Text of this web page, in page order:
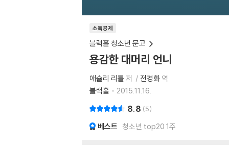
소득공제
블랙홀 청소년 문고
용감한 대머리 언니
애슐리 리틀 저 전경화 역
블랙홀
2015.11.16.
8.8 5
베스트 청소년 top20 1주